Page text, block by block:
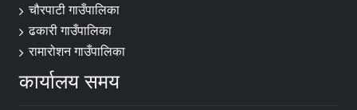
चौरपाटी गाउँपालिका
ढकारी गाउँपालिका
रामारोशन गाउँपालिका
कार्यालय समय